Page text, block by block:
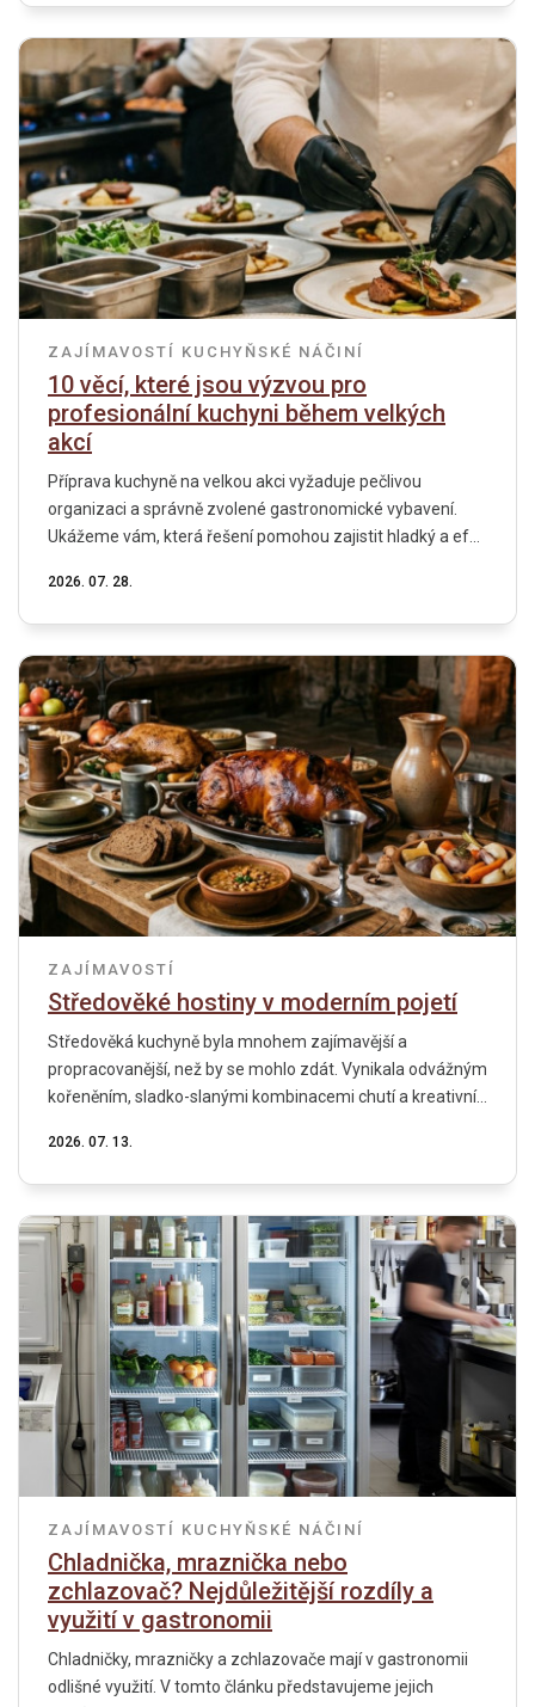
ZAJÍMAVOSTÍ KUCHYŇSKÉ NÁČINÍ
10 věcí, které jsou výzvou pro
profesionální kuchyni během velkých
akcí
Příprava kuchyně na velkou akci vyžaduje pečlivou
organizaci a správně zvolené gastronomické vybavení.
Ukážeme vám, která řešení pomohou zajistit hladký a ef...
2026. 07. 28.
ZAJÍMAVOSTÍ
Středověké hostiny v moderním pojetí
Středověká kuchyně byla mnohem zajímavější a
propracovanější, než by se mohlo zdát. Vynikala odvážným
kořeněním, sladko-slanými kombinacemi chutí a kreativní...
2026. 07. 13.
ZAJÍMAVOSTÍ KUCHYŇSKÉ NÁČINÍ
Chladnička, mraznička nebo
zchlazovač? Nejdůležitější rozdíly a
využití v gastronomii
Chladničky, mrazničky a zchlazovače mají v gastronomii
odlišné využití. V tomto článku představujeme jejich